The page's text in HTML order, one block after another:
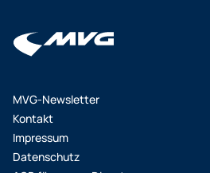
MVG-Newsletter
Kontakt
Impressum
Datenschutz